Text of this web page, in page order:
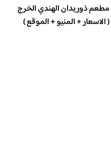
مطعم ذوريدان الهندي الخرج
( الاسعار + المنيو + الموقع )